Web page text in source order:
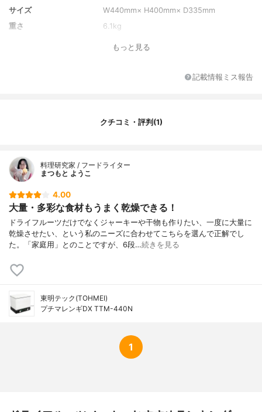
サイズ
W440mm× H400mm× D335mm
重さ
6.1kg
もっと見る
記載情報ミス報告
クチコミ・評判(1)
料理研究家 / フードライター
まつもと ようこ
4.00
大量・多彩な食材もうまく乾燥できる！
ドライフルーツだけでなくジャーキーや干物も作りたい、一度に大量に
乾燥させたい、という私のニーズに合わせてこちらを選んで正解でし
た。「家庭用」とのことですが、6段…続きを見る
東明テック(TOHMEI)
プチマレンギDX TTM-440N
1